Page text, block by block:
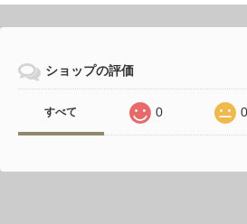
ショップの評価
すべて 0 0